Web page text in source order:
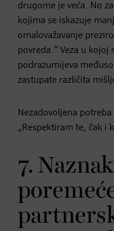
drugome je veća. No
kojima se iskazuje
omalovažavanje
povreda.” Veza u kojoj
podrazumijeva
zastupate različita
Nezadovoljena
„Respektiram te, čak i
7.